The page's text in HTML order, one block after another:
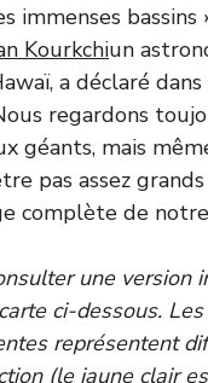
immenses bassins
Kourkchiun
a déclaré
regardons
géants, mais
pas assez
complète de
une version
ci-dessous.
représentent
(le jaune clair